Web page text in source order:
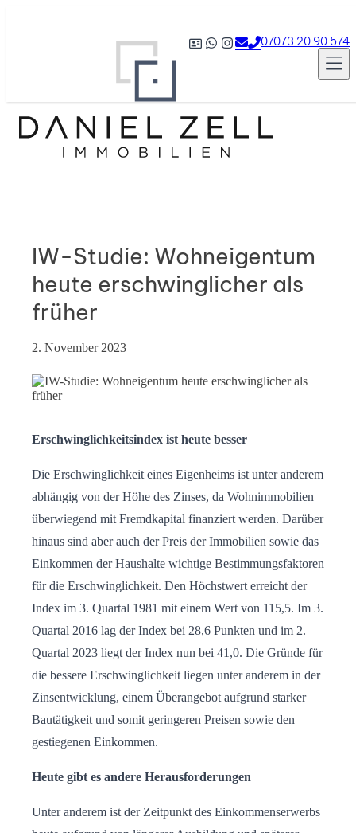
07073 20 90 574
IW-Studie: Wohneigentum
heute erschwinglicher als
früher
2. November 2023
Erschwinglichkeitsindex ist heute besser
Die Erschwinglichkeit eines Eigenheims ist unter anderem
abhängig von der Höhe des Zinses, da Wohnimmobilien
überwiegend mit Fremdkapital finanziert werden. Darüber
hinaus sind aber auch der Preis der Immobilien sowie das
Einkommen der Haushalte wichtige Bestimmungsfaktoren
für die Erschwinglichkeit. Den Höchstwert erreicht der
Index im 3. Quartal 1981 mit einem Wert von 115,5. Im 3.
Quartal 2016 lag der Index bei 28,6 Punkten und im 2.
Quartal 2023 liegt der Index nun bei 41,0. Die Gründe für
die bessere Erschwinglichkeit liegen unter anderem in der
Zinsentwicklung, einem Überangebot aufgrund starker
Bautätigkeit und somit geringeren Preisen sowie den
gestiegenen Einkommen.
Heute gibt es andere Herausforderungen
Unter anderem ist der Zeitpunkt des Einkommenserwerbs